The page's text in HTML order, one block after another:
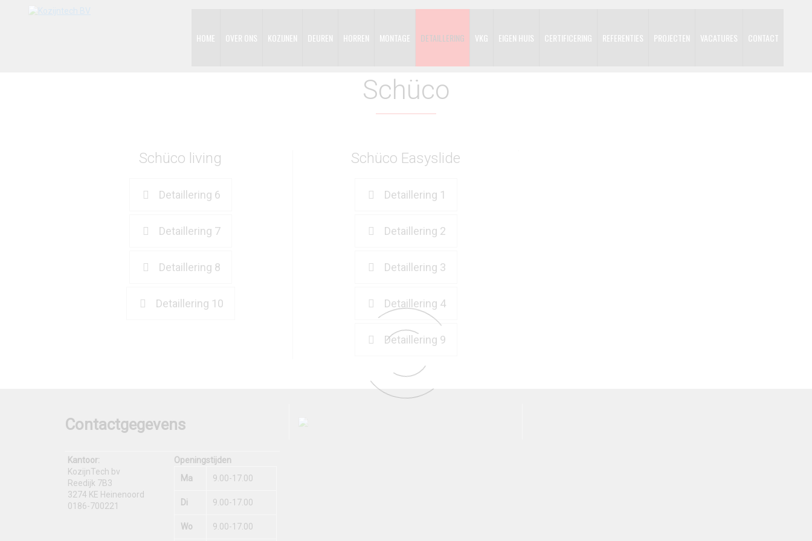
HOME OVER ONS KOZIJNEN DEUREN HORREN MONTAGE DETAILLERING VKG EIGEN HUIS CERTIFICERING REFERENTIES PROJECTEN VACATURES CONTACT
Schüco
Schüco living
Detaillering 6
Detaillering 7
Detaillering 8
Detaillering 10
Schüco Easyslide
Detaillering 1
Detaillering 2
Detaillering 3
Detaillering 4
Detaillering 9
Contactgegevens
Kantoor:
KozijnTech bv
Reedijk 7B3
3274 KE Heinenoord
0186-700221
Openingstijden
Ma
9.00-17.00
Di 9.00-17.00
Wo 9.00-17.00